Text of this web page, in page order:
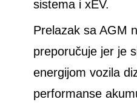
sistema i xEV.
Prelazak sa AGM
preporučuje jer je
energijom vozila
performanse